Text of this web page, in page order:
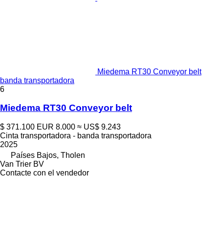
Miedema RT30 Conveyor belt
banda transportadora
6
Miedema RT30 Conveyor belt
$ 371.100 EUR 8.000 ≈ US$ 9.243
Cinta transportadora - banda transportadora
2025
Países Bajos, Tholen
Van Trier BV
Contacte con el vendedor